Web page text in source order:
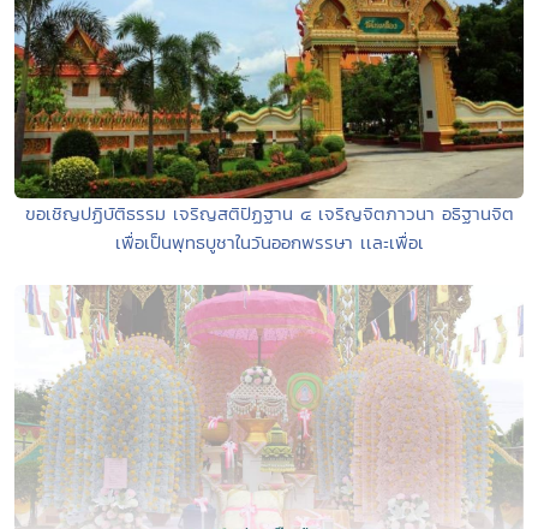
ขอเชิญปฏิบัติธรรม เจริญสติปัฏฐาน ๔ เจริญจิตภาวนา อธิฐานจิต
เพื่อเป็นพุทธบูชาในวันออกพรรษา เเละเพื่อเ